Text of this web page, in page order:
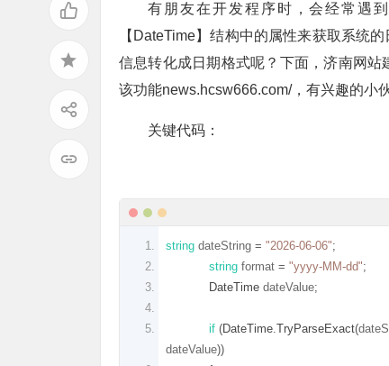
有朋友在开发程序时，会经常遇
【DateTime】结构中的属性来获取系统
信息转化成日期格式呢？下面，济南网
该功能news.hcsw666.com/，有兴趣的小
关键代码：
string dateString = "2026-06-06";
string format = "yyyy-MM-dd";
DateTime dateValue;
if (DateTime.TryParseExact(
dateValue))